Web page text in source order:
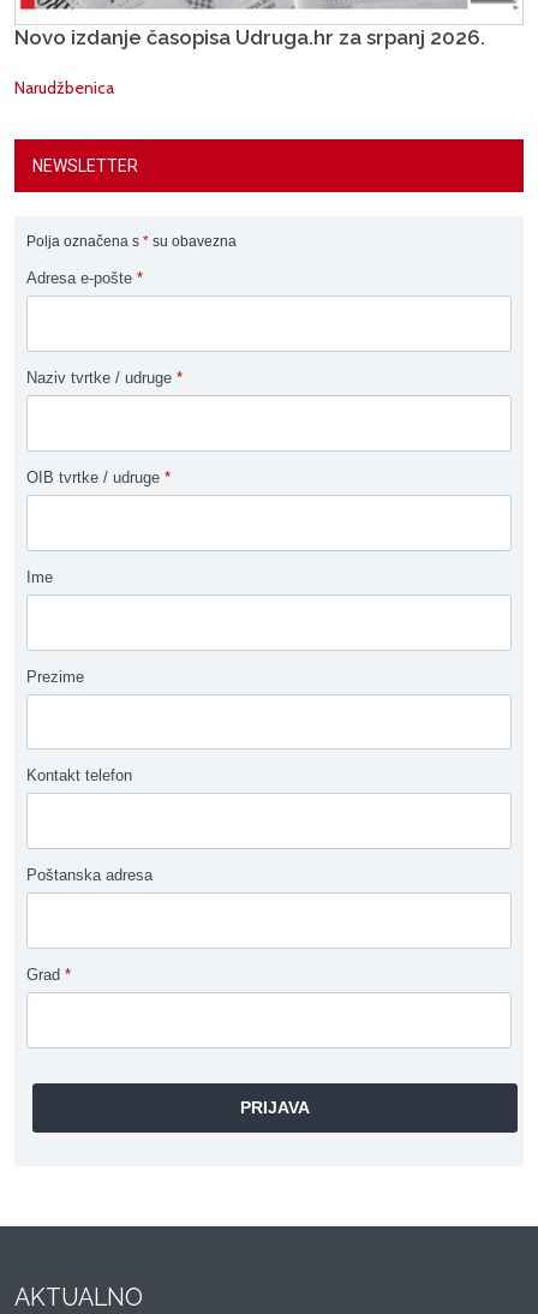
Novo izdanje časopisa Udruga.hr za srpanj 2026.
Narudžbenica
NEWSLETTER
Polja označena s * su obavezna
Adresa e-pošte *
Naziv tvrtke / udruge *
OIB tvrtke / udruge *
Ime
Prezime
Kontakt telefon
Poštanska adresa
Grad *
AKTUALNO